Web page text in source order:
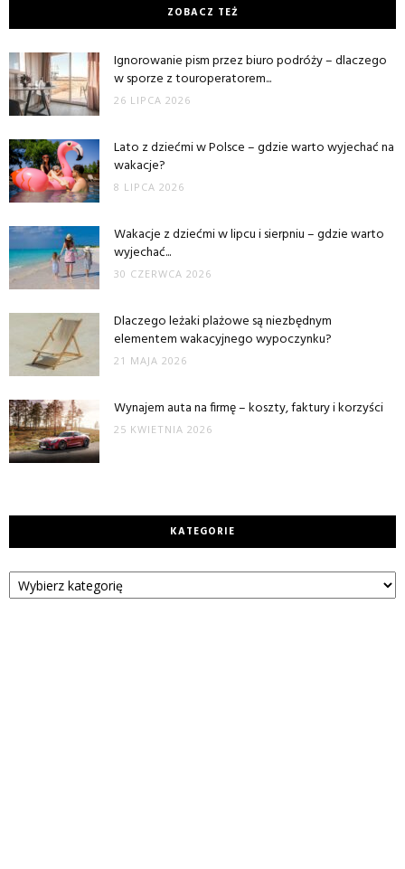
ZOBACZ TEŻ
Ignorowanie pism przez biuro podróży – dlaczego
w sporze z touroperatorem...
26 LIPCA 2026
Lato z dziećmi w Polsce – gdzie warto wyjechać na
wakacje?
8 LIPCA 2026
Wakacje z dziećmi w lipcu i sierpniu – gdzie warto
wyjechać...
30 CZERWCA 2026
Dlaczego leżaki plażowe są niezbędnym
elementem wakacyjnego wypoczynku?
21 MAJA 2026
Wynajem auta na firmę – koszty, faktury i korzyści
25 KWIETNIA 2026
KATEGORIE
Kategorie